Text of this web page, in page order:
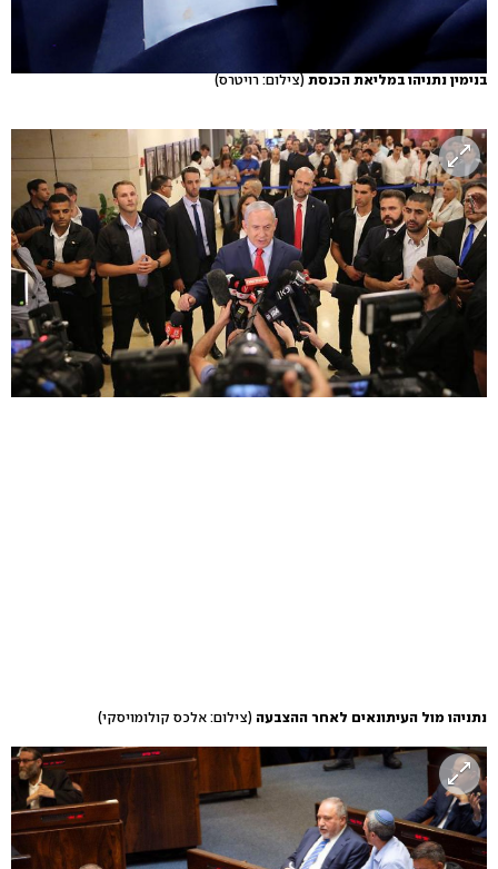
בנימין נתניהו במליאת הכנסת (צילום: רויטרס)
נתניהו מול העיתונאים לאחר ההצבעה (צילום: אלכס קולומויסקי)